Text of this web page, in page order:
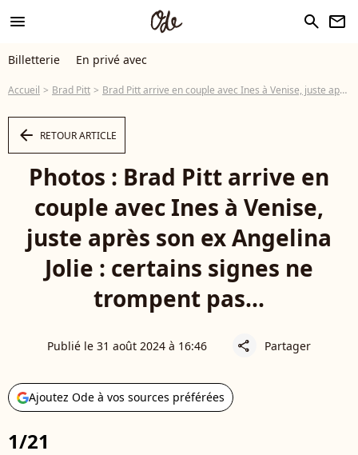
menu search newsletter
Billetterie En privé avec
Accueil Brad Pitt Brad Pitt arrive en couple avec Ines à Venise, juste après son ex Angelina Jolie : certains signes ne trompent pas...
arrow_left RETOUR ARTICLE
Photos : Brad Pitt arrive en
couple avec Ines à Venise,
juste après son ex Angelina
Jolie : certains signes ne
trompent pas...
Publié le 31 août 2024 à 16:46 share Partager
Ajoutez Ode à vos sources préférées
1/21